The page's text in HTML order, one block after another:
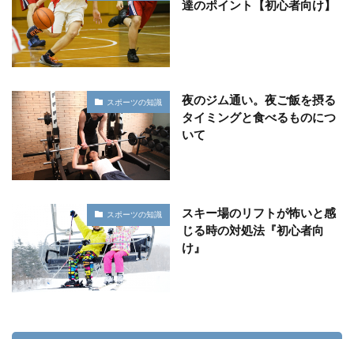
達のポイント【初心者向け】
スポーツの知識
夜のジム通い。夜ご飯を摂る
タイミングと食べるものにつ
いて
スポーツの知識
スキー場のリフトが怖いと感
じる時の対処法『初心者向
け』